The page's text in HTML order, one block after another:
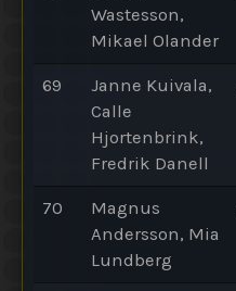
Wastesson,
Mikael Olander
69
Janne Kuivala,
Calle
Hjortenbrink,
Fredrik Danell
70
Magnus
Andersson, Mia
Lundberg